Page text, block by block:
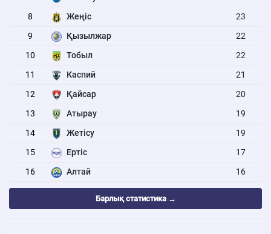
8
Жеңіс
23
9
Қызылжар
22
10
Тобыл
22
11
Каспий
21
12
Қайсар
20
13
Атырау
19
14
Жетісу
19
15
Ертіс
17
16
Алтай 16
Барлық статистика →